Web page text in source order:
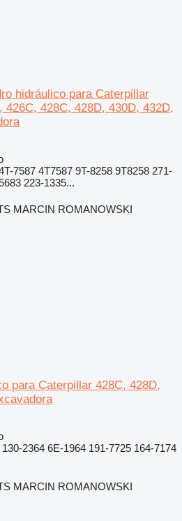
hidráulico para Caterpillar
426C, 428C, 428D, 430D, 432D,
7587 4T7587 9T-8258 9T8258 271-
223-1335...
MARCIN ROMANOWSKI
para Caterpillar 428C, 428D,
2364 6E-1964 191-7725 164-7174
MARCIN ROMANOWSKI